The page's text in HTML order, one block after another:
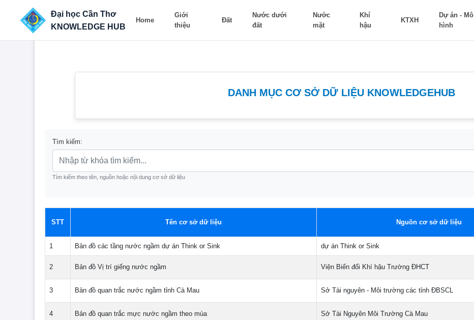
Đại học Cần Thơ
KNOWLEDGE HUB
Home
Giới
thiệu
Đất
Nước dưới
đất
Nước
mặt
Khí
hậu
KTXH
Dự án - Mô
hình
DANH MỤC CƠ SỞ DỮ LIỆU KNOWLEDGEHUB
Tìm kiếm:
Tìm kiếm theo tên, nguồn hoặc nội dung cơ sở dữ liệu
STT Tên cơ sở dữ liệu Nguồn cơ sở dữ liệu
1 Bản đồ các tầng nước ngầm dự án Think or Sink dự án Think or Sink
2 Bản đồ Vị trí giếng nước ngầm Viện Biến đổi Khí hậu Trường ĐHCT
3 Bản đồ quan trắc nước ngầm tỉnh Cà Mau Sở Tài nguyên - Môi trường các tỉnh ĐBSCL
4 Bản đồ quan trắc mực nước ngầm theo mùa Sở Tài Nguyên Môi Trường Cà Mau